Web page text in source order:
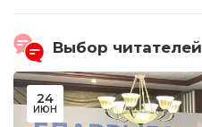
Выбор читателей
24
ИЮН